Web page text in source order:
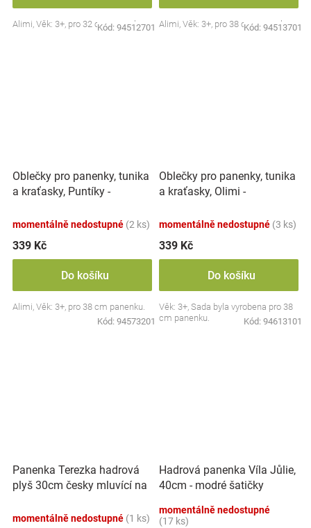
Alimi, Věk: 3+, pro 32 cm panenku.
Kód: 94512701 Alimi, Věk: 3+, pro 38 cm panenku.
Kód: 94513701
Oblečky pro panenky, tunika
a kraťasky, Puntíky -
momentálně nedostupné (2 ks)
339 Kč
Do košíku
Alimi, Věk: 3+, pro 38 cm panenku.
Kód: 94573201
Oblečky pro panenky, tunika
a kraťasky, Olimi -
momentálně nedostupné (3 ks)
339 Kč
Do košíku
Věk: 3+, Sada byla vyrobena pro 38
cm panenku.
Kód: 94613101
Panenka Terezka hadrová
plyš 30cm česky mluvící na
momentálně nedostupné (1 ks)
Hadrová panenka Víla Jůlie,
40cm - modré šatičky
momentálně nedostupné
(17 ks)